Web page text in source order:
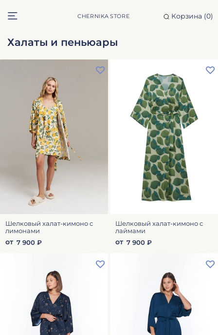
CHERNIKA STORE Корзина (0)
Халаты и пеньюары
Шелковый халат-кимоно с
лимонами
от 7 900 ₽
Шелковый халат-кимоно с
лаймами
от 7 900 ₽